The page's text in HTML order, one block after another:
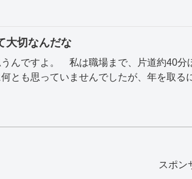
大切なんだな
んですよ。 私は職場まで、片道約40分
とも思っていませんでしたが、年を取る
スポン